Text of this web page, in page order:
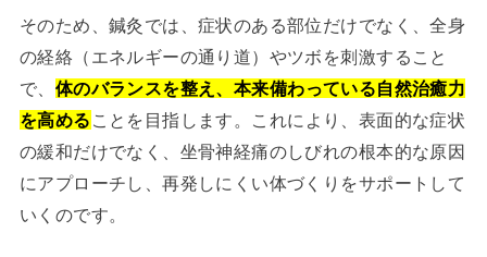
そのため、鍼灸では、症状のある部位だけでなく、全身
の経絡（エネルギーの通り道）やツボを刺激すること
で、 体のバランスを整え、本来備わっている自然治癒力
を高める ことを目指します。これにより、表面的な症状
の緩和だけでなく、坐骨神経痛のしびれの根本的な原因
にアプローチし、再発しにくい体づくりをサポートして
いくのです。